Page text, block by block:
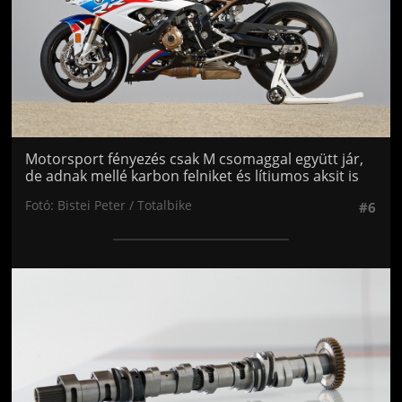
Motorsport fényezés csak M csomaggal együtt jár,
de adnak mellé karbon felniket és lítiumos aksit is
Fotó: Bistei Peter / Totalbike #6